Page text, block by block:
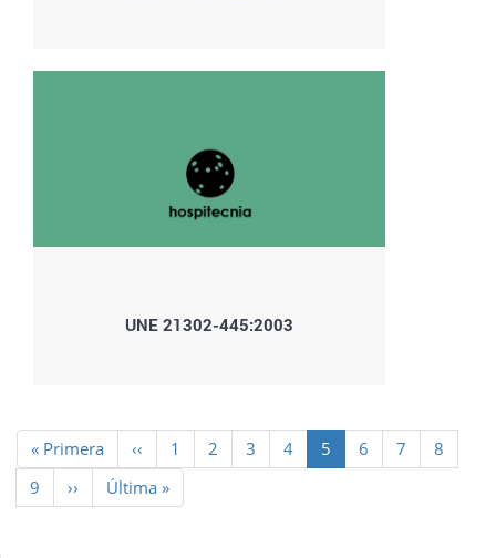
UNE 21302-445:2003
Paginación
Primera
página
« Primera
Página
anterior
‹‹ Page
1 Page
2 Page
3 Page
4
Página
actual
5 Page
6 Page
7 Page
8
Page
9
Siguiente
página
››
Última
página
Última »